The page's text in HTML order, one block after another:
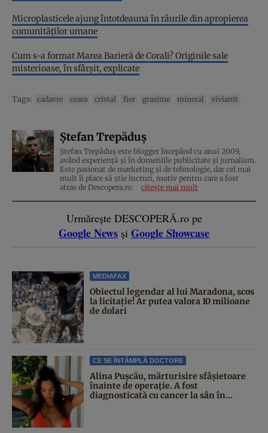
Microplasticele ajung întotdeauna în râurile din apropierea
comunităților umane
Cum s-a format Marea Barieră de Corali? Originile sale
misterioase, în sfârșit, explicate
Tags: cadavre ceara cristal fier grasime mineral vivianit
Ștefan Trepăduș
Ștefan Trepăduș este blogger începând cu anul 2009,
având experiență și în domeniile publicitate și jurnalism.
Este pasionat de marketing și de tehnologie, dar cel mai
mult îi place să știe lucruri, motiv pentru care a fost
atras de Descopera.ro.
citește mai mult
Urmărește DESCOPERĂ.ro pe
Google News și Google Showcase
MEDIAFAX
Obiectul legendar al lui Maradona, scos
la licitație! Ar putea valora 10 milioane
de dolari
CE SE ÎNTÂMPLĂ DOCTORE
Alina Pușcău, mărturisire sfâșietoare
înainte de operație. A fost
diagnosticată cu cancer la sân în...